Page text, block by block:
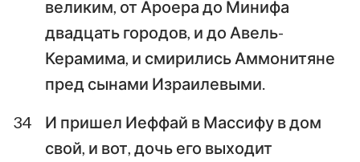
великим, от Ароера до Минифа
двадцать городов, и до Авель-
Керамима, и смирились Аммонитяне
пред сынами Израилевыми.
34
И пришел Иеффай в Массифу в дом
свой, и вот, дочь его выходит